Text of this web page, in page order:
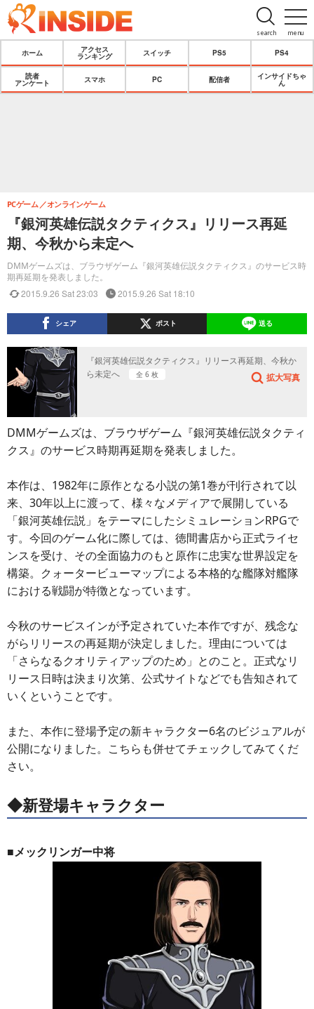
menu
search
ホーム
アクセス
ランキング
スイッチ PS5 PS4
読者
アンケート
スマホ PC 配信者
インサイドちゃ
ん
『銀河英雄伝説タクティクス』リリース再延
期、今秋から未定へ
DMMゲームズは、ブラウザゲーム『銀河英雄伝説タクティクス』のサービス時
期再延期を発表しました。
PCゲーム オンラインゲーム
2015.9.26 Sat 23:03 2015.9.26 Sat 18:10
シェア ポスト 送る
『銀河英雄伝説タクティクス』リリース再延期、今秋か
ら未定へ
全 6 枚 拡大写真
DMMゲームズは、ブラウザゲーム『銀河英雄伝説タクティ
クス』のサービス時期再延期を発表しました。
本作は、1982年に原作となる小説の第1巻が刊行されて以
来、30年以上に渡って、様々なメディアで展開している
「銀河英雄伝説」をテーマにしたシミュレーションRPGで
す。今回のゲーム化に際しては、徳間書店から正式ライセ
ンスを受け、その全面協力のもと原作に忠実な世界設定を
構築。クォータービューマップによる本格的な艦隊対艦隊
における戦闘が特徴となっています。
今秋のサービスインが予定されていた本作ですが、残念な
がらリリースの再延期が決定しました。理由については
「さらなるクオリティアップのため」とのこと。正式なリ
リース日時は決まり次第、公式サイトなどでも告知されて
いくということです。
また、本作に登場予定の新キャラクター6名のビジュアルが
公開になりました。こちらも併せてチェックしてみてくだ
さい。
◆新登場キャラクター
■メックリンガー中将